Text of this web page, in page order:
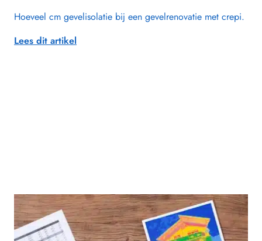
Hoeveel cm gevelisolatie bij een gevelrenovatie met crepi.
Lees dit artikel